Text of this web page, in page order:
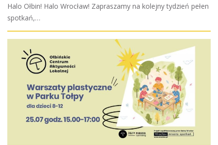
Halo Ołbin! Halo Wrocław! Zapraszamy na kolejny tydzień pełen
spotkań,…